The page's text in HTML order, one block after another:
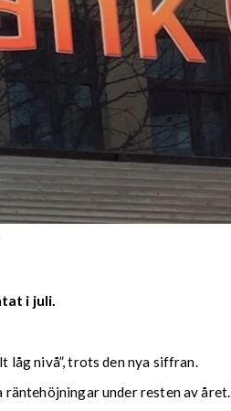
i juli.
nivå”, trots den nya siffran.
under resten av året.